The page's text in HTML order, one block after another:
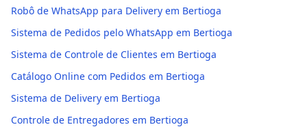
Robô de WhatsApp para Delivery em Bertioga
Sistema de Pedidos pelo WhatsApp em Bertioga
Sistema de Controle de Clientes em Bertioga
Catálogo Online com Pedidos em Bertioga
Sistema de Delivery em Bertioga
Controle de Entregadores em Bertioga